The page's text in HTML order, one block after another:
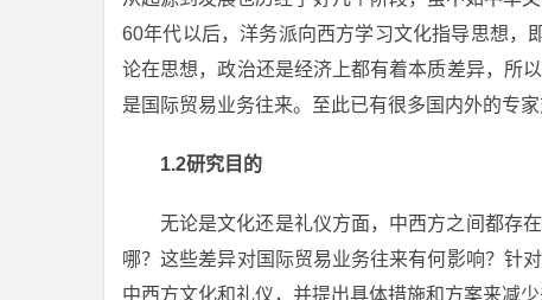
60年代以后，洋务派向西方学习文化指导思想，
论在思想，政治还是经济上都有着本质差异，所
是国际贸易业务往来。至此已有很多国内外的专
1.2研究目的
无论是文化还是礼仪方面，中西方之间都存
哪？这些差异对国际贸易业务往来有何影响？针
中西方文化和礼仪，并提出具体措施和方案来减